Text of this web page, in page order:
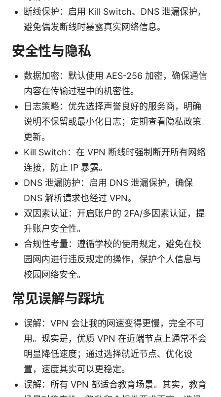
断线保护：启用 Kill Switch、DNS 泄漏保护，
避免偶发断线时暴露真实网络信息。
安全性与隐私
数据加密：默认使用 AES-256 加密，确保通信
内容在传输过程中的机密性。
日志策略：优先选择声誉良好的服务商，明确
说明不保留或最小化日志；定期查看隐私政策
更新。
Kill Switch：在 VPN 断线时强制断开所有网络
连接，防止 IP 暴露。
DNS 泄漏防护：启用 DNS 泄漏保护，确保
DNS 解析请求也经过 VPN。
双因素认证：开启账户的 2FA/多因素认证，提
升账户安全性。
合规性考量：遵循学校的使用规定，避免在校
园网内进行违反规定的操作，保护个人信息与
校园网络安全。
常见误解与踩坑
误解：VPN 会让我的网速变得更慢，完全不可
用。现实是，优质 VPN 在近端节点上通常不会
明显降低速度；通过选择就近节点、优化设
置，速度其实可以更稳定。
误解：所有 VPN 都适合教育场景。其实，教育